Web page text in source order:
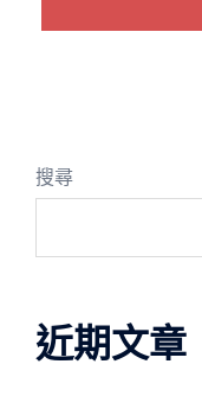
搜尋
近期文章